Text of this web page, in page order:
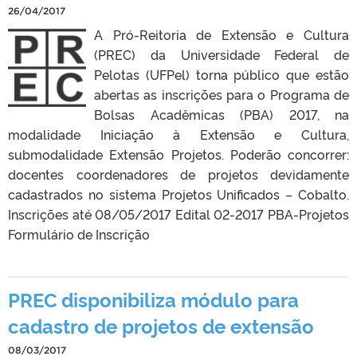
26/04/2017
A Pró-Reitoria de Extensão e Cultura
(PREC) da Universidade Federal de
Pelotas (UFPel) torna público que estão
abertas as inscrições para o Programa de
Bolsas Acadêmicas (PBA) 2017, na
modalidade Iniciação à Extensão e Cultura,
submodalidade Extensão Projetos. Poderão concorrer:
docentes coordenadores de projetos devidamente
cadastrados no sistema Projetos Unificados – Cobalto.
Inscrições até 08/05/2017 Edital 02-2017 PBA-Projetos
Formulário de Inscrição
PREC disponibiliza módulo para
cadastro de projetos de extensão
08/03/2017